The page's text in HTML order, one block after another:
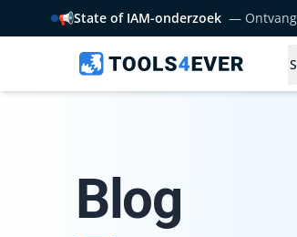
📢State of IAM-onderzoek — Ontvang
Blog